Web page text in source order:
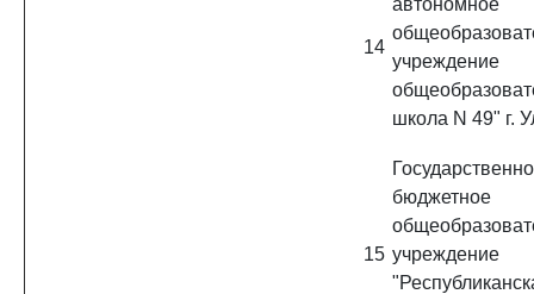
14
автономное
учреждение
школа N 49" г.
15
бюджетное
учреждение